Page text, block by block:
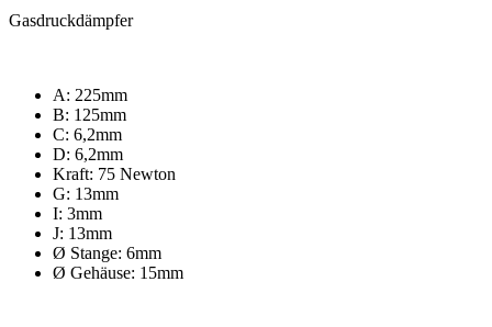
Gasdruckdämpfer
A: 225mm
B: 125mm
C: 6,2mm
D: 6,2mm
Kraft: 75 Newton
G: 13mm
I: 3mm
J: 13mm
Ø Stange: 6mm
Ø Gehäuse: 15mm